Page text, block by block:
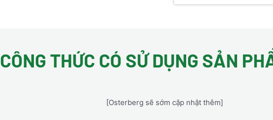
CÔNG THỨC CÓ SỬ DỤNG SẢN
[Osterberg sẽ sớm cập nhật thêm]